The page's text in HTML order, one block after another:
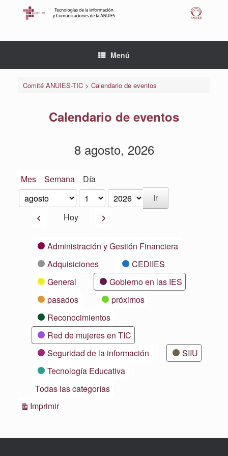
Menú
Comité ANUIES-TIC> Calendario de eventos
Calendario de eventos
8 agosto, 2026
Mes Semana Día
Mes
Día
Año
AnteriorHoy Siguiente
CategoríasAdministración y Gestión Financiera
Adquisiciones
CEDIIES
General
Gobierno en las IES
pasados
próximos
Reconocimientos
Red de mujeres en TIC
Seguridad de la información
SIIU
Tecnología Educativa
Todas las categorías
ImprimirVistas